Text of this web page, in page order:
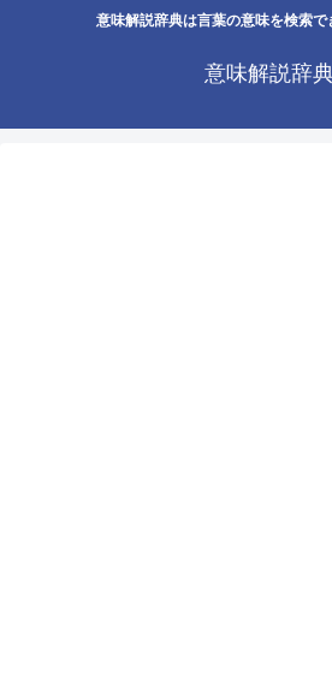
意味解説辞典は言葉の意味を検索で
意味解説辞